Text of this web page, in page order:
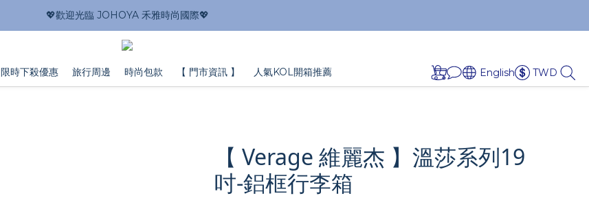
💖歡迎光臨 JOHOYA 禾雅時尚國際💖
限時下殺優惠 旅行周邊 時尚包款 【 門市資訊 】 人氣KOL開箱推薦 English TWD
【 Verage 維麗杰 】溫莎系列19
吋-鋁框行李箱